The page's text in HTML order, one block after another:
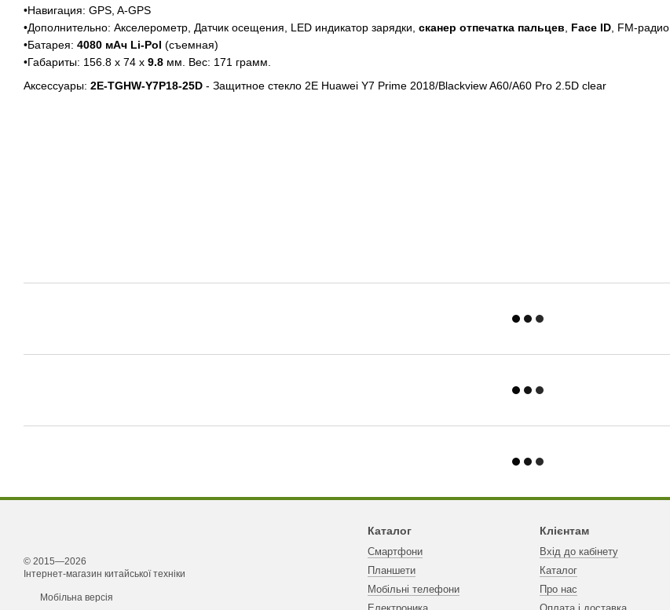
•Навигация: GPS, A-GPS
•Дополнительно: Акселерометр, Датчик осещения, LED индикатор зарядки, сканер отпечатка пальцев Face ID , FM-радио
•Батарея: 4080 мАч Li-Pol (съемная)
•Габариты: 156.8 x 74 x 9.8 мм. Вес: 171 грамм.
Аксессуары: 2E-TGHW-Y7P18-25D - Защитное стекло 2E Huawei Y7 Prime 2018/Blackview A60/A60 Pro 2.5D clear
© 2015—2026
Інтернет-магазин китайської техніки
Мобільна версія
Каталог
Смартфони
Планшети
Мобільні телефони
Клієнтам
Вхід до кабінету
Каталог
Про нас